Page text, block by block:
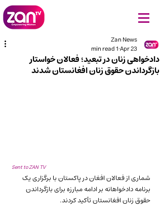
دادخواهی زنان در تبعید؛ فعالان خواستار
بازگرداندن حقوق زنان افغانستان شدند
Zan News
Apr 23
1 min read
Sent to ZAN TV
شماری از فعالان افغان در پاکستان با برگزاری یک
برنامه دادخواهانه بر ادامه مبارزه برای بازگرداندن
حقوق زنان افغانستان تأکید کردند.